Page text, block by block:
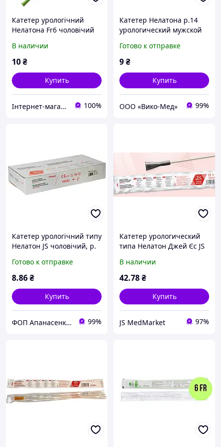
Катетер урологічний
Нелатона Fr6 чоловічий
В наличии
10₴
Купить
Інтернет-магазин Medmelochi.com.ua 100%
Катетер Нелатона р.14
урологический мужской
Готово к отправке
9₴
Купить
ООО «Вико-Мед» 99%
Катетер урологічний типу
Нелатон JS чоловічий, р.
Готово к отправке
8.86₴
Купить
ФОП Апанасенко В.М. 99%
Катетер урологический
типа Нелатон Джей Єс JS
покрытие р.10 (уценка)
В наличии
42.78₴
Купить
JS MedMarket 97%